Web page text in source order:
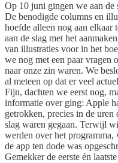
Op 10 juni gingen we aan de
De benodigde columns en
hoefde alleen nog aan elkaar
aan de slag met het
van illustraties voor in het
we nog met een paar vragen
naar onze zin waren. We
al meteen op dat er veel
Fijn, dachten we eerst nog,
informatie over ging: Apple
getrokken, precies in de uren
slag waren gegaan. Terwijl
werden over het programma,
de app ten dode was
Gemekker de eerste én